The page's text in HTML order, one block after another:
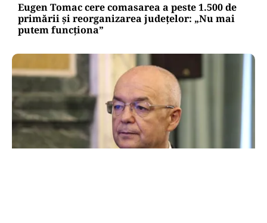
Eugen Tomac cere comasarea a peste 1.500 de
primării și reorganizarea județelor: „Nu mai
putem funcționa”